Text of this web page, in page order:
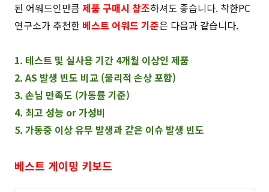
된 어워드인만큼 제품 구매시 참조하셔도 좋습니다. 착한PC
연구소가 추천한 베스트 어워드 기준은 다음과 같습니다.
1. 테스트 및 실사용 기간 4개월 이상인 제품
2. AS 발생 빈도 비교 (물리적 손상 포함)
3. 손님 만족도 (가동률 기준)
4. 최고 성능 or 가성비
5. 가동중 이상 유무 발생과 같은 이슈 발생 빈도
베스트 게이밍 키보드